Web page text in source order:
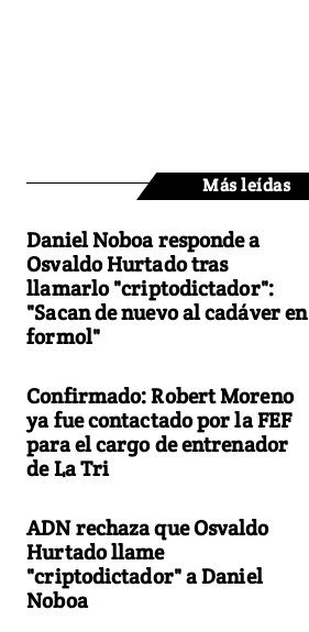
Más leídas
Daniel Noboa responde a
Osvaldo Hurtado tras
llamarlo "criptodictador":
"Sacan de nuevo al cadáver en
formol"
Confirmado: Robert Moreno
ya fue contactado por la FEF
para el cargo de entrenador
de La Tri
ADN rechaza que Osvaldo
Hurtado llame
"criptodictador" a Daniel
Noboa